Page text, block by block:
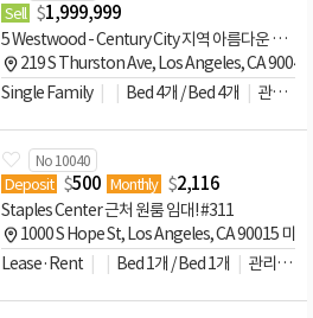
Sell $1,999,999
5 Westwood - Century City 지역 아름다운 단독주택
219 S Thurston Ave, Los Angeles, CA 90049
Single Family
Bed 4개 / Bed 4개 관리비문의
No 10040
Deposit $500 Monthly $2,116
Staples Center 근처 원룸 임대! #311
1000 S Hope St, Los Angeles, CA 90015 미국
Lease·Rent
Bed 1개 / Bed 1개 관리비문의